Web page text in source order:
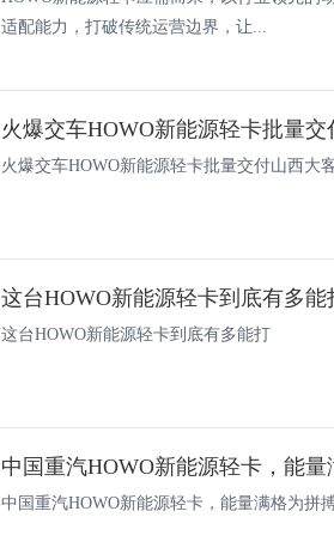
适配能力，打破传统运营边界，让...
火爆交车HOWO新能源轻卡批量
火爆交车HOWO新能源轻卡批量交付山西大
这台HOWO新能源轻卡到底有多能
这台HOWO新能源轻卡到底有多能打
中国重汽HOWO新能源轻卡，能
中国重汽HOWO新能源轻卡，能量满格为拼